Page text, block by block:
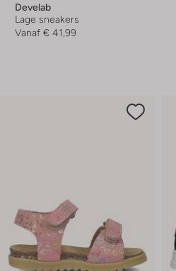
Develab
Lage sneakers
Vanaf € 41,99